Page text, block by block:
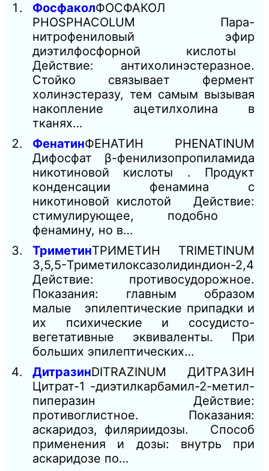
ФосфаколФОСФАКОЛ
PHOSPHACOLUM Пара-
нитрофениловый эфир
диэтилфосфорной кислоты
Действие: антихолинэстеразное.
Стойко связывает фермент
холинэстеразу, тем самым вызывая
накопление ацетилхолина в
тканях…
ФенатинФЕНАТИН PHENATINUM
Дифосфат β-фенилизопропиламида
никотиновой кислоты . Продукт
конденсации фенамина с
никотиновой кислотой Действие:
стимулирующее, подобно
фенамину, но в…
ТриметинТРИМЕТИН TRIMETINUM
3,5,5-Триметилоксазолидиндион-2,4
Действие: противосудорожное.
Показания: главным образом
малые эпилептические припадки и
их психические и сосудисто-
вегетативные эквиваленты. При
больших эпилептических…
ДитразинDITRAZINUM ДИТРАЗИН
Цитрат-1 -диэтилкарбамил-2-метил-
пиперазин Действие:
противоглистное. Показания:
аскаридоз, филяриидозы. Способ
применения и дозы: внутрь при
аскаридозе по…